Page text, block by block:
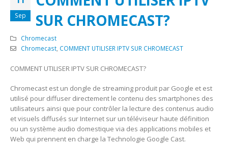
Sep
SUR CHROMECAST?
Chromecast
Chromecast, COMMENT UTILISER IPTV SUR CHROMECAST
COMMENT UTILISER IPTV SUR CHROMECAST?
Chromecast est un dongle de streaming produit par Google et est
utilisé pour diffuser directement le contenu des smartphones des
utilisateurs ainsi que pour contrôler la lecture des contenus audio
et visuels diffusés sur Internet sur un téléviseur haute définition
ou un système audio domestique via des applications mobiles et
Web qui prennent en charge la Technologie Google Cast.